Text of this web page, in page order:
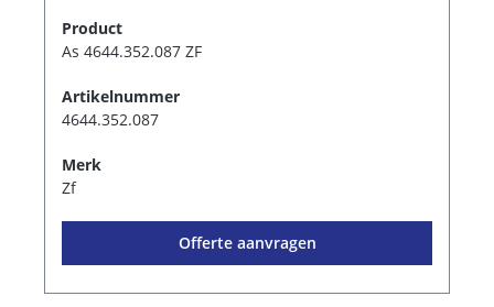
Product
As 4644.352.087 ZF
Artikelnummer
4644.352.087
Merk
Zf
Offerte aanvragen